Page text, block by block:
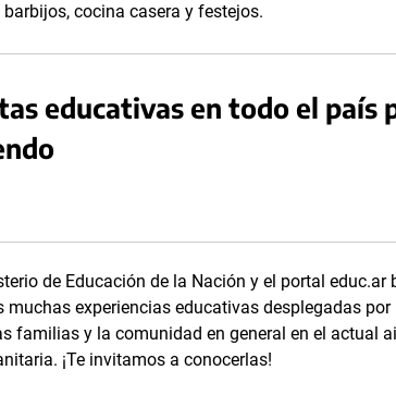
cocina casera y festejos.
educativas en todo el país
de Educación de la Nación y el portal
muchas experiencias educativas desplegadas
familias y la comunidad en general en el actual
¡Te invitamos a conocerlas!